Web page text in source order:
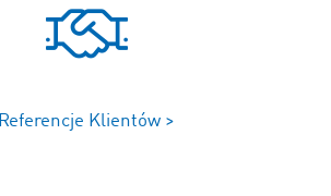
Referencje Klientów >